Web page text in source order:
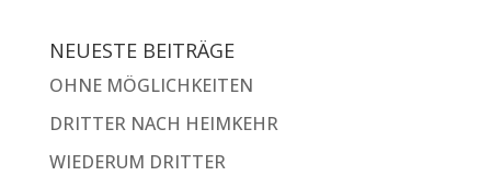
NEUESTE BEITRÄGE
OHNE MÖGLICHKEITEN
DRITTER NACH HEIMKEHR
WIEDERUM DRITTER